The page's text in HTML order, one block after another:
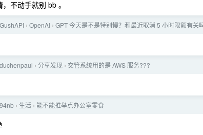
不动手就别 bb 。
GushAPI › OpenAI › GPT 今天是不是特别慢？和最近取消 5 小时限额有关
duchenpaul › 分享发现 › 交管系统用的是 AWS 服务???
94nb › 生活 › 能不能推举点办公室零食